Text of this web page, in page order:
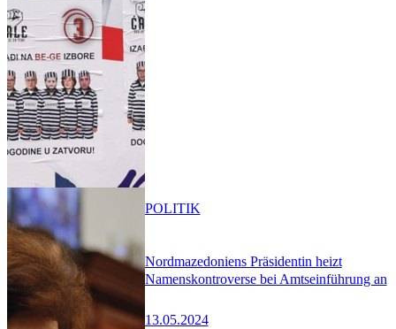
Nordmazedoniens Präsidentin heizt
Namenskontroverse bei Amtseinführung an
13.05.2024
POLITIK